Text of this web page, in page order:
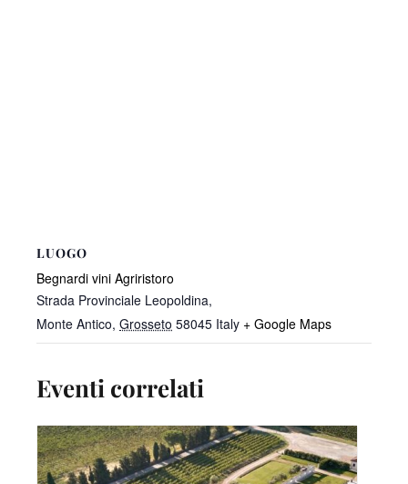
LUOGO
Begnardi vini Agriristoro
Strada Provinciale Leopoldina,
Monte Antico, Grosseto 58045 Italy + Google Maps
Eventi correlati